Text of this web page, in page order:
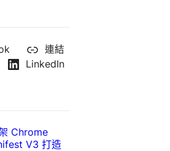
連結
LinkedIn
Chrome
V3 打造